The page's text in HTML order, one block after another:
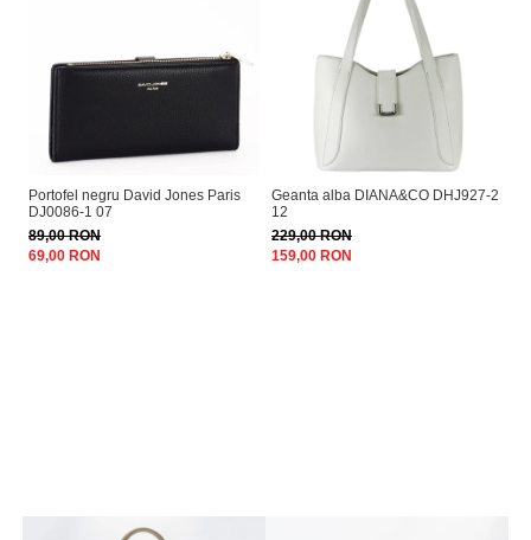
Portofel negru David Jones Paris
DJ0086-1 07
89,00 RON
69,00 RON
Geanta alba DIANA&CO DHJ927-2
12
229,00 RON
159,00 RON